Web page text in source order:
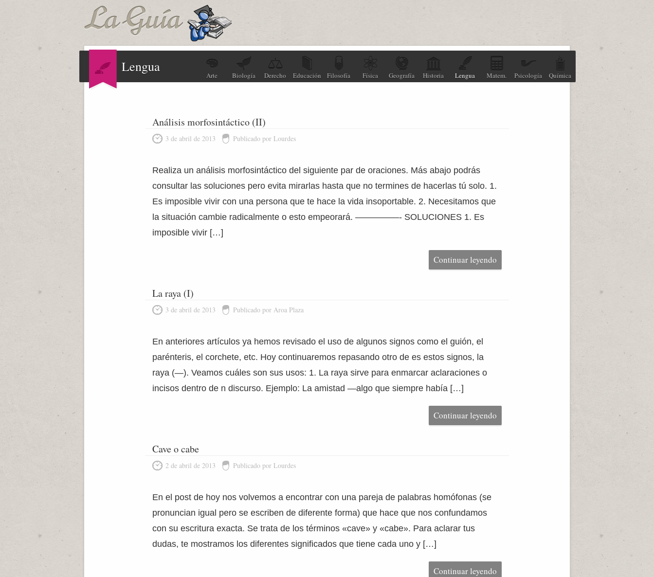
Lengua
Arte Biología Derecho Educación Filosofía Física Geografía Historia Lengua Matem. Psicología Química
Análisis morfosintáctico (II)
3 de abril de 2013 Publicado por Lourdes
Realiza un análisis morfosintáctico del siguiente par de oraciones. Más abajo podrás
consultar las soluciones pero evita mirarlas hasta que no termines de hacerlas tú solo. 1.
Es imposible vivir con una persona que te hace la vida insoportable. 2. Necesitamos que
la situación cambie radicalmente o esto empeorará. —————- SOLUCIONES 1. Es
imposible vivir […]
Continuar leyendo
La raya (I)
3 de abril de 2013 Publicado por Aroa Plaza
En anteriores artículos ya hemos revisado el uso de algunos signos como el guión, el
parénteris, el corchete, etc. Hoy continuaremos repasando otro de es estos signos, la
raya (—). Veamos cuáles son sus usos: 1. La raya sirve para enmarcar aclaraciones o
incisos dentro de n discurso. Ejemplo: La amistad —algo que siempre había […]
Continuar leyendo
Cave o cabe
2 de abril de 2013 Publicado por Lourdes
En el post de hoy nos volvemos a encontrar con una pareja de palabras homófonas (se
pronuncian igual pero se escriben de diferente forma) que hace que nos confundamos
con su escritura exacta. Se trata de los términos «cave» y «cabe». Para aclarar tus
dudas, te mostramos los diferentes significados que tiene cada uno y […]
Continuar leyendo